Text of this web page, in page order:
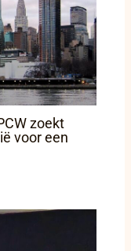
zoekt
voor een